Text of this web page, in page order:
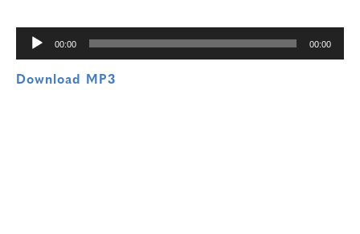
00:00 00:00
Download MP3